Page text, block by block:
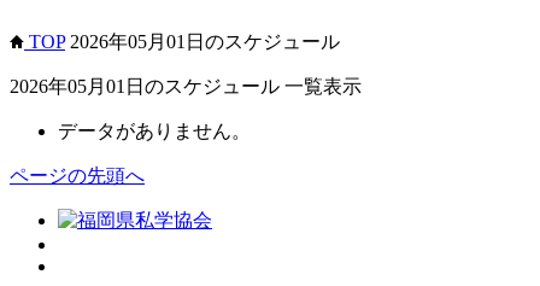
TOP 2026年05月01日のスケジュール
2026年05月01日のスケジュール 一覧表示
データがありません。
ページの先頭へ